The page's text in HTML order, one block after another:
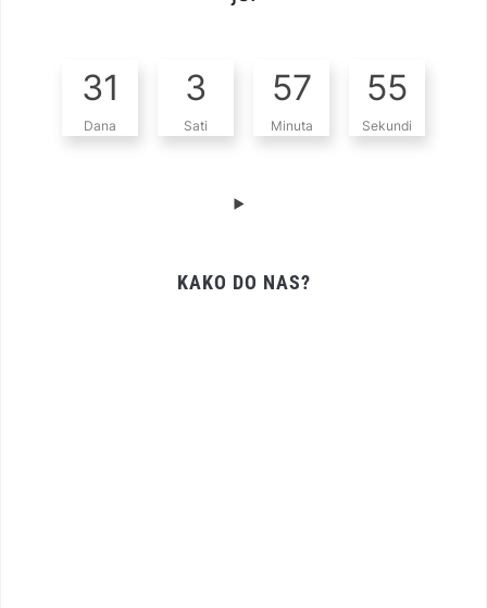
31
Dana
3
Sati
57
Minuta
54
Sekundi
KAKO DO NAS?